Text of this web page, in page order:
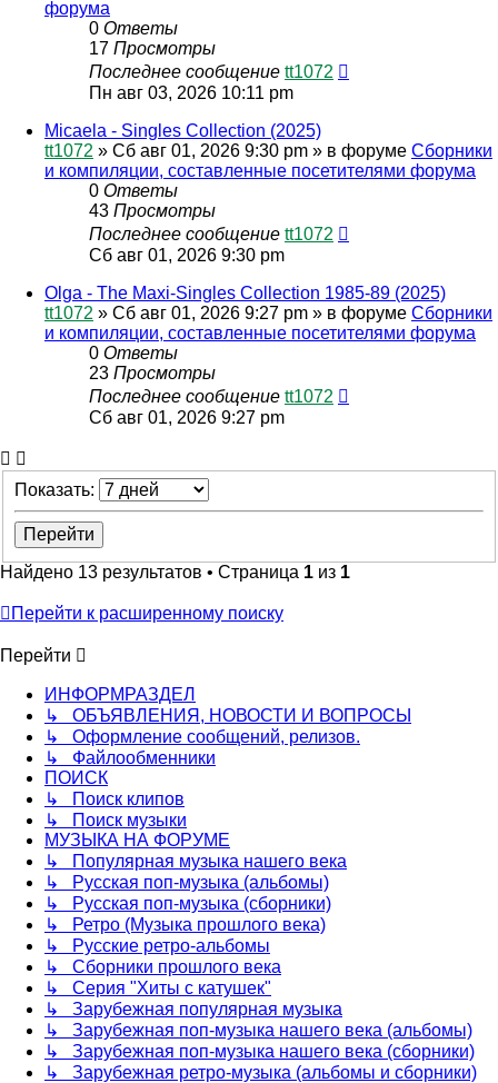
форума
0 Ответы
17 Просмотры
Последнее сообщение tt1072
Пн авг 03, 2026 10:11 pm
Micaela - Singles Collection (2025)
tt1072 » Сб авг 01, 2026 9:30 pm » в форуме Сборники
и компиляции, составленные посетителями форума
0 Ответы
43 Просмотры
Последнее сообщение tt1072
Сб авг 01, 2026 9:30 pm
Olga - The Maxi-Singles Collection 1985-89 (2025)
tt1072 » Сб авг 01, 2026 9:27 pm » в форуме Сборники
и компиляции, составленные посетителями форума
0 Ответы
23 Просмотры
Последнее сообщение tt1072
Сб авг 01, 2026 9:27 pm
Показать:
Найдено 13 результатов • Страница 1 из 1
Перейти к расширенному поиску
Перейти
ИНФОРМРАЗДЕЛ
↳ ОБЪЯВЛЕНИЯ, НОВОСТИ И ВОПРОСЫ
↳ Оформление сообщений, релизов.
↳ Файлообменники
ПОИСК
↳ Поиск клипов
↳ Поиск музыки
МУЗЫКА НА ФОРУМЕ
↳ Популярная музыка нашего века
↳ Русская поп-музыка (альбомы)
↳ Русская поп-музыка (сборники)
↳ Ретро (Музыка прошлого века)
↳ Русские ретро-альбомы
↳ Сборники прошлого века
↳ Серия "Хиты с катушек"
↳ Зарубежная популярная музыка
↳ Зарубежная поп-музыка нашего века (альбомы)
↳ Зарубежная поп-музыка нашего века (сборники)
↳ Зарубежная ретро-музыка (альбомы и сборники)